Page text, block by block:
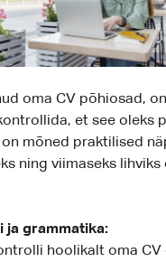
oma CV põhiosad,
et see oleks
on mõned praktilised
ning viimaseks lihviks
ja grammatika:
hoolikalt oma CV